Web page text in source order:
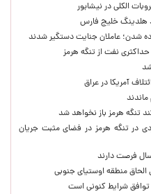
شدن؛ عاملان جنایت دستگیر شدند
حداکثری نفت از تنگه هرمز
آمریکا در عراق
تنگه هرمز باز نخواهد شد
در تنگه هرمز در فضای مثبت جریان
منطقه اوستیای جنوبی
توافق شرایط کنونی است